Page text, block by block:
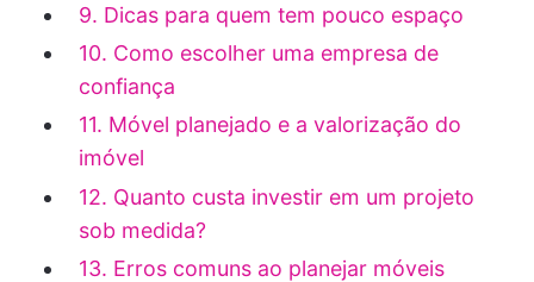
9. Dicas para quem tem pouco espaço
10. Como escolher uma empresa de
confiança
11. Móvel planejado e a valorização do
imóvel
12. Quanto custa investir em um projeto
sob medida?
13. Erros comuns ao planejar móveis